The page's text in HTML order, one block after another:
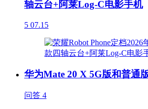
轴云台+阿莱Log-C电影手机
5 07.15
华为Mate 20 X 5G版和普通
问答 4